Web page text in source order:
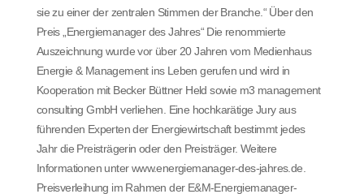
sie zu einer der zentralen Stimmen der Branche.“ Über den
Preis „Energiemanager des Jahres“ Die renommierte
Auszeichnung wurde vor über 20 Jahren vom Medienhaus
Energie & Management ins Leben gerufen und wird in
Kooperation mit Becker Büttner Held sowie m3 management
consulting GmbH verliehen. Eine hochkarätige Jury aus
führenden Experten der Energiewirtschaft bestimmt jedes
Jahr die Preisträgerin oder den Preisträger. Weitere
Informationen unter www.energiemanager-des-jahres.de.
Preisverleihung im Rahmen der E&M-Energiemanager-